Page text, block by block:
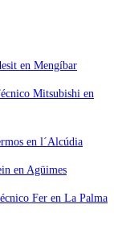
en Mengíbar
Mitsubishi en
en l´Alcúdia
en Agüimes
Fer en La Palma